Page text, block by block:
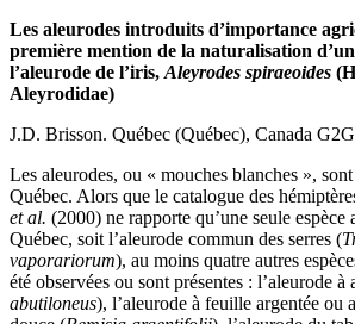
Les aleurodes introduits d’importance
première mention de la naturalisation
l’aleurode de l’iris, Aleyrodes spiraeoides
Aleyrodidae)
J.D. Brisson. Québec (Québec), Canada
Les aleurodes, ou « mouches blanches »,
Québec. Alors que le catalogue des
et al. (2000) ne rapporte qu’une seule
Québec, soit l’aleurode commun des serres (
vaporariorum), au moins quatre autres
été observées ou sont présentes : l’aleurode à
abutiloneus), l’aleurode à feuille argentée ou